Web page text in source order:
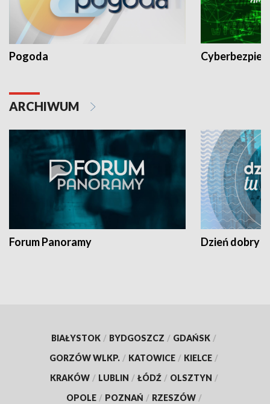
Pogoda
ARCHIWUM
Forum Panoramy Dzień dobry
BIAŁYSTOK / BYDGOSZCZ / GDAŃSK /
GORZÓW WLKP. / KATOWICE / KIELCE /
KRAKÓW / LUBLIN / ŁÓDŹ / OLSZTYN /
OPOLE / POZNAŃ / RZESZÓW /